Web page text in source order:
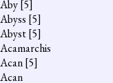
Aby[5]
Abyss [5]
Abyst[5]
Acamarchis
Acan[5]
Acan